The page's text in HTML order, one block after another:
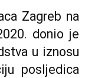
Zagreb na
donio je
u iznosu
posljedica